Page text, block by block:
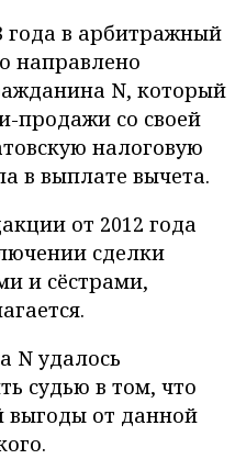
года в арбитражный
направлено
N, который
продажи со своей
налоговую
в выплате вычета.
от 2012 года
сделки
и сёстрами,
N удалось
судью в том, что
выгоды от данной